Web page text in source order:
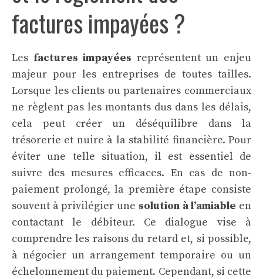
factures impayées ?
Les factures impayées représentent un enjeu
majeur pour les entreprises de toutes tailles.
Lorsque les clients ou partenaires commerciaux
ne règlent pas les montants dus dans les délais,
cela peut créer un déséquilibre dans la
trésorerie et nuire à la stabilité financière. Pour
éviter une telle situation, il est essentiel de
suivre des mesures efficaces. En cas de non-
paiement prolongé, la première étape consiste
souvent à privilégier une solution à l’amiable en
contactant le débiteur. Ce dialogue vise à
comprendre les raisons du retard et, si possible,
à négocier un arrangement temporaire ou un
échelonnement du paiement. Cependant, si cette